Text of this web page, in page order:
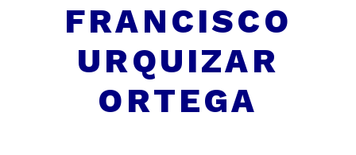
FRANCISCO
URQUIZAR
ORTEGA